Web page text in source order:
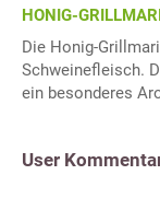
HONIG-
Die Honig-
Schweinefleisch.
ein besonderes
User